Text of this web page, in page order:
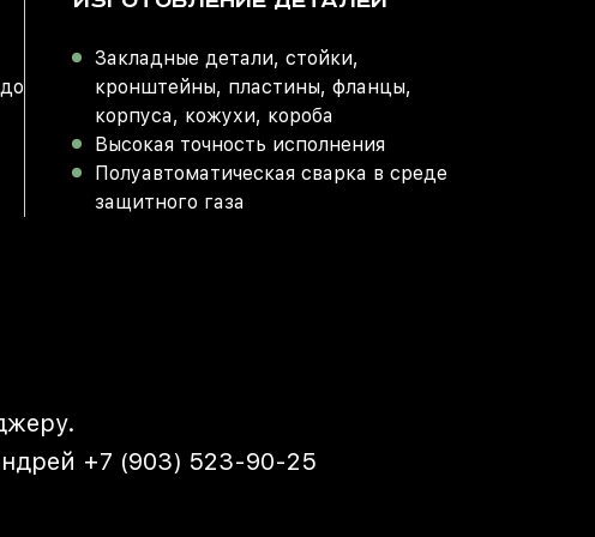
Закладные детали, стойки,
кронштейны, пластины, фланцы,
корпуса, кожухи, короба
Высокая точность исполнения
Полуавтоматическая сварка в среде
защитного газа
+7 (903) 523-90-25